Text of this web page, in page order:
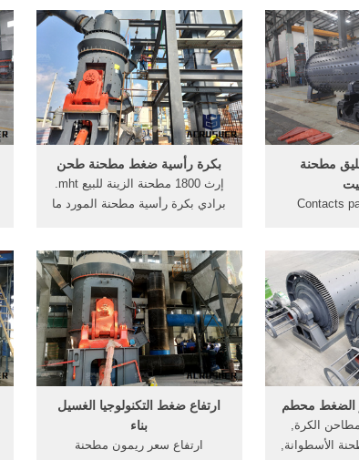
الانتهاء من >أكثر; مطحنة كتلة
قضيب
الصب طحن
للتعدين/
خام .
بكرة رأسية ضغط مطحنة طحن
إرث 1800 مطحنة الزينة للبيع mht.
برادي بكرة رأسية مطحنة المورد ما
في مطحنة الكرة ضغط طحن في
>أكثر; مطحنة ريمون تكلفة طحن
مطحنة
Contacts
في الاتصال
الساخنة
الأخرى.
ارتفاع ضغط التكنولوجيا الغسيل
بناء
ارتفاع سعر ريمون مطحنة
الضغط محطم
الكرة,
الأسطوانة,